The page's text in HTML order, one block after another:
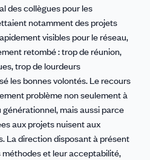
des collègues pour les
notamment des projets
visibles pour le réseau,
retombé : trop de réunion,
trop de lourdeurs
les bonnes volontés. Le recours
problème non seulement à
mais aussi parce
aux projets nuisent aux
La direction disposant à présent
méthodes et leur acceptabilité,